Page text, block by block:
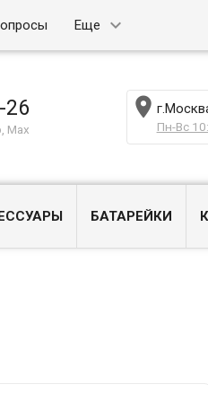
Еще
26
Max

Пн-Вс
БАТАРЕЙКИ